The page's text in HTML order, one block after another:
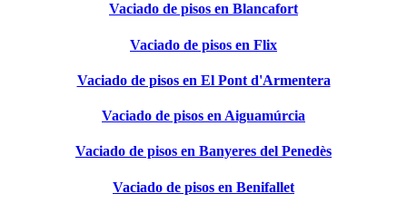
Vaciado de pisos en Blancafort
Vaciado de pisos en Flix
Vaciado de pisos en El Pont d'Armentera
Vaciado de pisos en Aiguamúrcia
Vaciado de pisos en Banyeres del Penedès
Vaciado de pisos en Benifallet